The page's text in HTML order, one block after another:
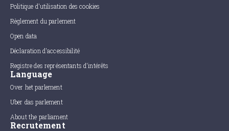
Politique d'utilisation des cookies
Règlement du parlement
Open data
Déclaration d'accessibilité
Registre des représentants d'intérêts
Language
Over het parlement
Uber das parlement
About the parliament
Recrutement